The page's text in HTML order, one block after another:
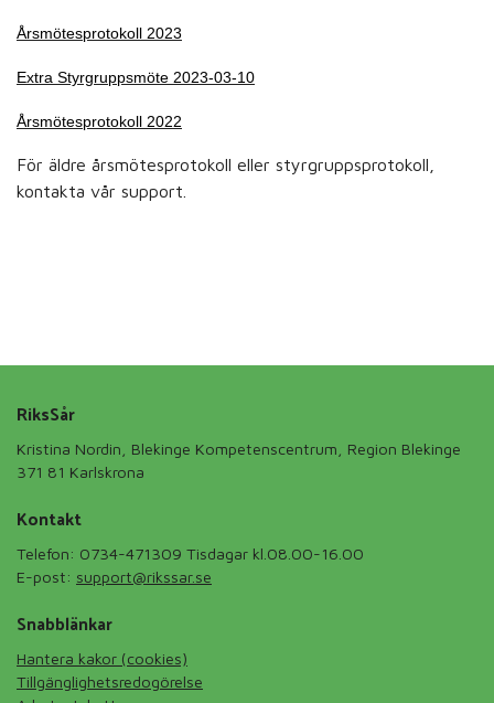
Årsmötesprotokoll 2023
Extra Styrgruppsmöte 2023-03-10
Årsmötesprotokoll 2022
För äldre årsmötesprotokoll eller styrgruppsprotokoll,
kontakta vår support.
RiksSår
Kristina Nordin, Blekinge Kompetenscentrum, Region Blekinge
371 81 Karlskrona
Kontakt
Telefon: 0734-471309 Tisdagar kl.08.00-16.00
E-post: support@rikssar.se
Snabblänkar
Hantera kakor (cookies)
Tillgänglighetsredogörelse